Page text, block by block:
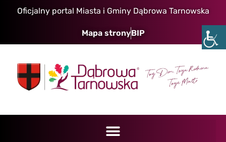
Oficjalny portal Miasta i Gminy Dąbrowa Tarnowska
Mapa stronyBIP